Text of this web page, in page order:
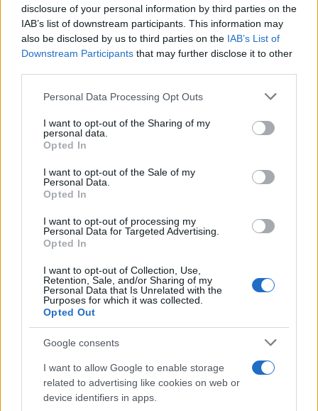
disclosure of your personal information by third parties on the
IAB’s list of downstream participants. This information may
also be disclosed by us to third parties on the IAB’s List of
Downstream Participants that may further disclose it to other
Please note that this website/app uses one or more Google
not limited to your visit or usage behaviour. You may click to
grant or deny consent to Google and its third-party tags to
use your data for below specified purposes in below Google
consent section.
Personal Data Processing Opt Outs
I want to opt-out of the Sharing of my
personal data.
Opted In
I want to opt-out of the Sale of my
Personal Data.
Opted In
I want to opt-out of processing my
Personal Data for Targeted Advertising.
Opted In
I want to opt-out of Collection, Use,
Retention, Sale, and/or Sharing of my
Personal Data that Is Unrelated with the
Purposes for which it was collected.
Opted Out
Google consents
I want to allow Google to enable storage
related to advertising like cookies on web or
device identifiers in apps.
σχηματίστηκαν σε βάρος τους, οδηγήθηκαν στην
αρμόδια δικαστική Αρχή, ενώ οι έλεγχοι για την
καταπολέμηση του παρεμπορίου συνεχίζονται με
Κάνε κλικ και δες περισσότερο
Flash.grστην αναζήτηση της